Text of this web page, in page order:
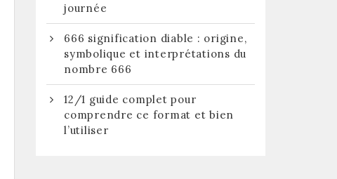
journée
666 signification diable : origine,
symbolique et interprétations du
nombre 666
12/1 guide complet pour
comprendre ce format et bien
l’utiliser